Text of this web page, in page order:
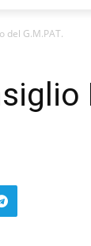
del G.M.PAT.